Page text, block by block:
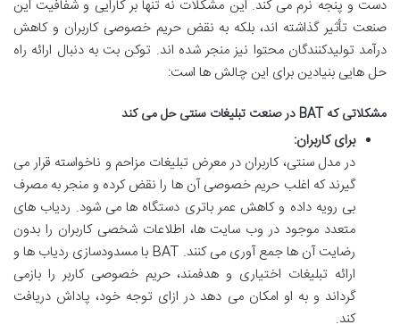
دست و پنجه نرم می کند. این مشکلات نه تنها بر کارایی و شفافیت این
صنعت تأثیر گذاشته اند، بلکه به نقض حریم خصوصی کاربران و کاهش
درآمد تولیدکنندگان محتوا نیز منجر شده اند. توکن بت به دنبال ارائه راه
حل هایی بنیادین برای این چالش ها است:
مشکلاتی که BAT در صنعت تبلیغات سنتی حل می کند
برای کاربران:
در مدل سنتی، کاربران در معرض تبلیغات مزاحم و ناخواسته قرار می
گیرند که اغلب حریم خصوصی آن ها را نقض کرده و منجر به مصرف
بی رویه داده و کاهش عمر باتری دستگاه ها می شود. ردیاب های
متعدد موجود در وب سایت ها، اطلاعات شخصی کاربران را بدون
رضایت آن ها جمع آوری می کنند. BAT با مسدودسازی ردیاب ها و
ارائه تبلیغات اختیاری و هدفمند، حریم خصوصی کاربر را بازمی
گرداند و به او امکان می دهد در ازای توجه خود، پاداش دریافت
کند.